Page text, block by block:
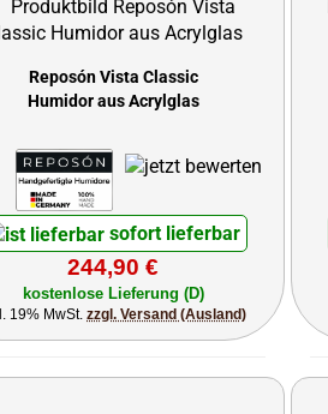
Reposón Vista Classic
Humidor aus Acrylglas
sofort lieferbar
244,90 €
kostenlose Lieferung (D)
19% MwSt.zzgl. Versand (Ausland)